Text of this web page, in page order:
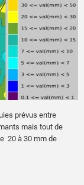
prévus entre
mais tout de
20 à 30 mm de